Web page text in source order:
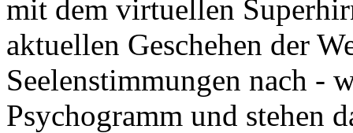
mit dem virtuellen
aktuellen Geschehen der
Seelenstimmungen nach -
Psychogramm und stehen